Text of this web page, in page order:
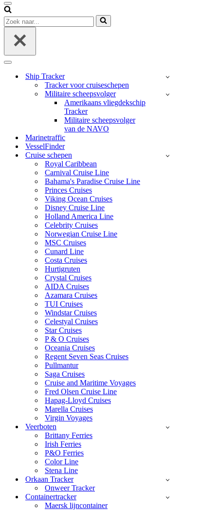
Navigatie
Menu
Zoek
naar...
Navigatie
Ship Tracker
Tracker voor cruiseschepen
Militaire scheepsvolger
Amerikaans vliegdekschip
Tracker
Militaire scheepsvolger
van de NAVO
Marinetraffic
VesselFinder
Cruise schepen
Royal Caribbean
Carnival Cruise Line
Bahama's Paradise Cruise Line
Princes Cruises
Viking Ocean Cruises
Disney Cruise Line
Holland America Line
Celebrity Cruises
Norwegian Cruise Line
MSC Cruises
Cunard Line
Costa Cruises
Hurtigruten
Crystal Cruises
AIDA Cruises
Azamara Cruises
TUI Cruises
Windstar Cruises
Celestyal Cruises
Star Cruises
P & O Cruises
Oceania Cruises
Regent Seven Seas Cruises
Pullmantur
Saga Cruises
Cruise and Maritime Voyages
Fred Olsen Cruise Line
Hapag-Lloyd Cruises
Marella Cruises
Virgin Voyages
Veerboten
Brittany Ferries
Irish Ferries
P&O Ferries
Color Line
Stena Line
Orkaan Tracker
Onweer Tracker
Containertracker
Maersk lijncontainer